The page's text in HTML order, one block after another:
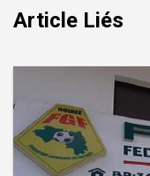
Article Liés